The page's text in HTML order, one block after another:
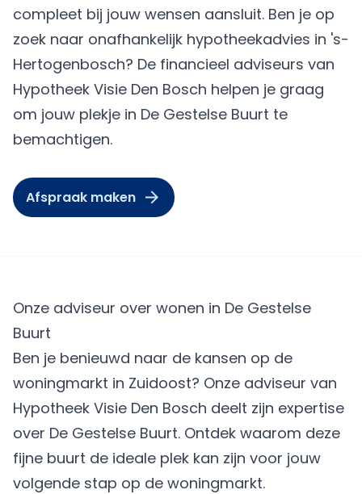
compleet bij jouw wensen aansluit. Ben je op
zoek naar onafhankelijk hypotheekadvies in 's-
Hertogenbosch? De financieel adviseurs van
Hypotheek Visie Den Bosch helpen je graag
om jouw plekje in De Gestelse Buurt te
bemachtigen.
Afspraak maken
Onze adviseur over wonen in De Gestelse
Buurt
Ben je benieuwd naar de kansen op de
woningmarkt in Zuidoost? Onze adviseur van
Hypotheek Visie Den Bosch deelt zijn expertise
over De Gestelse Buurt. Ontdek waarom deze
fijne buurt de ideale plek kan zijn voor jouw
volgende stap op de woningmarkt.